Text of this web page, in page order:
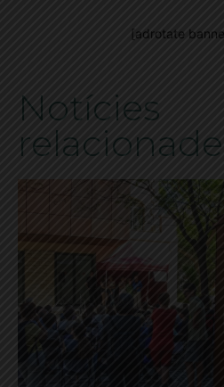
[adrotate
Notícies